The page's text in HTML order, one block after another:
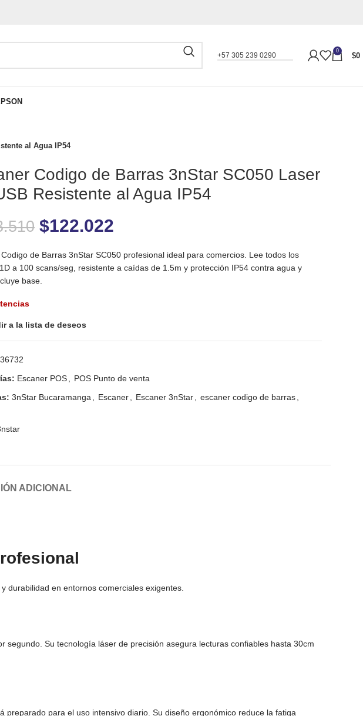
+57 305 239 0290
0
$0
al Agua IP54
Codigo de Barras 3nStar SC050 Laser
Resistente al Agua IP54
$122.022
de Barras 3nStar SC050 profesional ideal para comercios. Lee todos los
a 100 scans/seg, resistente a caídas de 1.5m y protección IP54 contra agua y
base.
a la lista de deseos
Escaner POS
POS Punto de venta
3nStar Bucaramanga Escaner Escaner 3nStar escaner codigo de barras
ADICIONAL
durabilidad en entornos comerciales exigentes.
Su tecnología láser de precisión asegura lecturas confiables hasta 30cm
para el uso intensivo diario. Su diseño ergonómico reduce la fatiga